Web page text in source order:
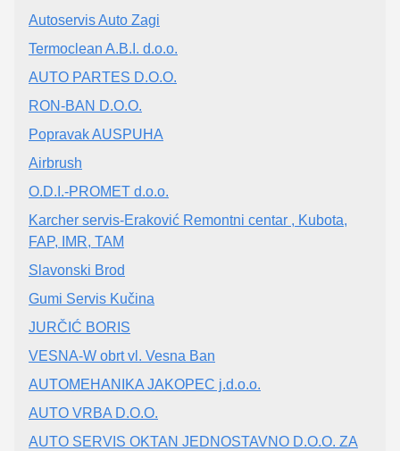
Autoservis Auto Zagi
Termoclean A.B.I. d.o.o.
AUTO PARTES D.O.O.
RON-BAN D.O.O.
Popravak AUSPUHA
Airbrush
O.D.I.-PROMET d.o.o.
Karcher servis-Eraković Remontni centar , Kubota,
FAP, IMR, TAM
Slavonski Brod
Gumi Servis Kučina
JURČIĆ BORIS
VESNA-W obrt vl. Vesna Ban
AUTOMEHANIKA JAKOPEC j.d.o.o.
AUTO VRBA D.O.O.
AUTO SERVIS OKTAN JEDNOSTAVNO D.O.O. ZA